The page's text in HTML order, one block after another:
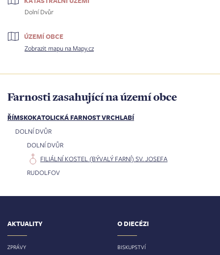
Dolní Dvůr
ÚZEMÍ OBCE
Zobrazit mapu na Mapy.cz
Farnosti zasahující na území obce
ŘÍMSKOKATOLICKÁ FARNOST VRCHLABÍ
DOLNÍ DVŮR
DOLNÍ DVŮR
FILIÁLNÍ KOSTEL (BÝVALÝ FARNÍ) SV. JOSEFA
RUDOLFOV
AKTUALITY
ZPRÁVY
O DIECÉZI
BISKUPSTVÍ